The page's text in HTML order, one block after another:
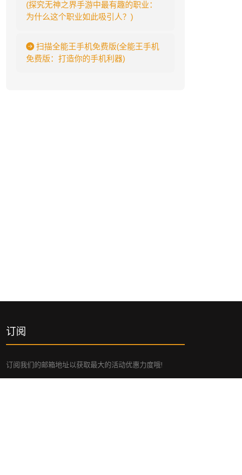
(探究无神之界手游中最有趣的职业：
为什么这个职业如此吸引人？)
扫描全能王手机免费版(全能王手机
免费版：打造你的手机利器)
订阅
订阅我们的邮箱地址以获取最大的活动优惠力度哦!